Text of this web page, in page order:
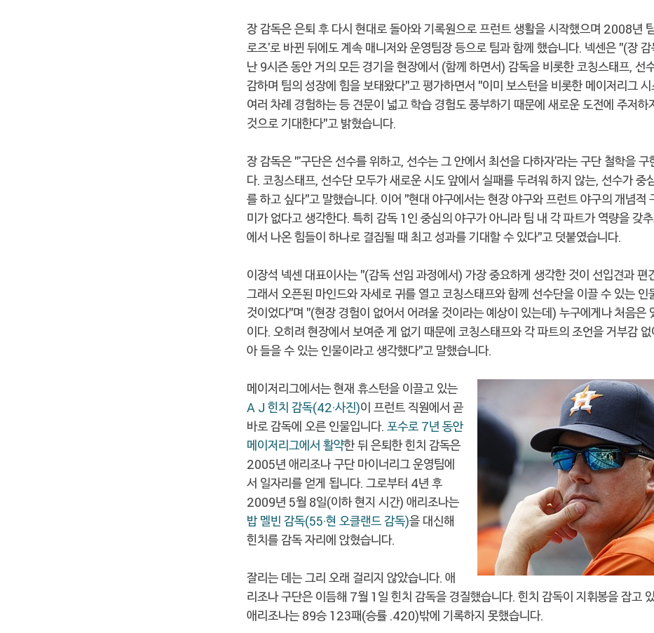
장 감독은 은퇴 후 다시 현대로 돌아와 기록원으로 프런트 생활을 시작했으며 2008년
로즈'로 바뀐 뒤에도 계속 매니저와 운영팀장 등으로 팀과 함께 했습니다. 넥센은 "(장
난 9시즌 동안 거의 모든 경기을 현장에서 (함께 하면서) 감독을 비롯한 코칭스태프, 선
감하며 팀의 성장에 힘을 보태왔다"고 평가하면서 "이미 보스턴을 비롯한 메이저리그
여러 차례 경험하는 등 견문이 넓고 학습 경험도 풍부하기 때문에 새로운 도전에 주저하
것으로 기대한다"고 밝혔습니다.
장 감독은 "'구단은 선수를 위하고, 선수는 그 안에서 최선을 다하자'라는 구단 철학을 구
다. 코칭스태프, 선수단 모두가 새로운 시도 앞에서 실패를 두려워 하지 않는, 선수가 중
를 하고 싶다"고 말했습니다. 이어 "현대 야구에서는 현장 야구와 프런트 야구의 개념적
미가 없다고 생각한다. 특히 감독 1인 중심의 야구가 아니라 팀 내 각 파트가 역량을 갖
에서 나온 힘들이 하나로 결집될 때 최고 성과를 기대할 수 있다"고 덧붙였습니다.
이장석 넥센 대표이사는 "(감독 선임 과정에서) 가장 중요하게 생각한 것이 선입견과 편
그래서 오픈된 마인드와 자세로 귀를 열고 코칭스태프와 함께 선수단을 이끌 수 있는 인
것이었다"며 "(현장 경험이 없어서 어려울 것이라는 예상이 있는데) 누구에게나 처음은
이다. 오히려 현장에서 보여준 게 없기 때문에 코칭스태프와 각 파트의 조언을 거부감
아 들을 수 있는 인물이라고 생각했다"고 말했습니다.
메이저리그에서는 현재 휴스턴을 이끌고 있는
A J 힌치 감독(42·사진)이 프런트 직원에서 곧
바로 감독에 오른 인물입니다. 포수로 7년 동안
메이저리그에서 활약한 뒤 은퇴한 힌치 감독은
2005년 애리조나 구단 마이너리그 운영팀에
서 일자리를 얻게 됩니다. 그로부터 4년 후
2009년 5월 8일(이하 현지 시간) 애리조나는
밥 멜빈 감독(55·현 오클랜드 감독)을 대신해
힌치를 감독 자리에 앉혔습니다.
잘리는 데는 그리 오래 걸리지 않았습니다. 애
리조나 구단은 이듬해 7월 1일 힌치 감독을 경질했습니다. 힌치 감독이 지휘봉을 잡고
애리조나는 89승 123패(승률 .420)밖에 기록하지 못했습니다.